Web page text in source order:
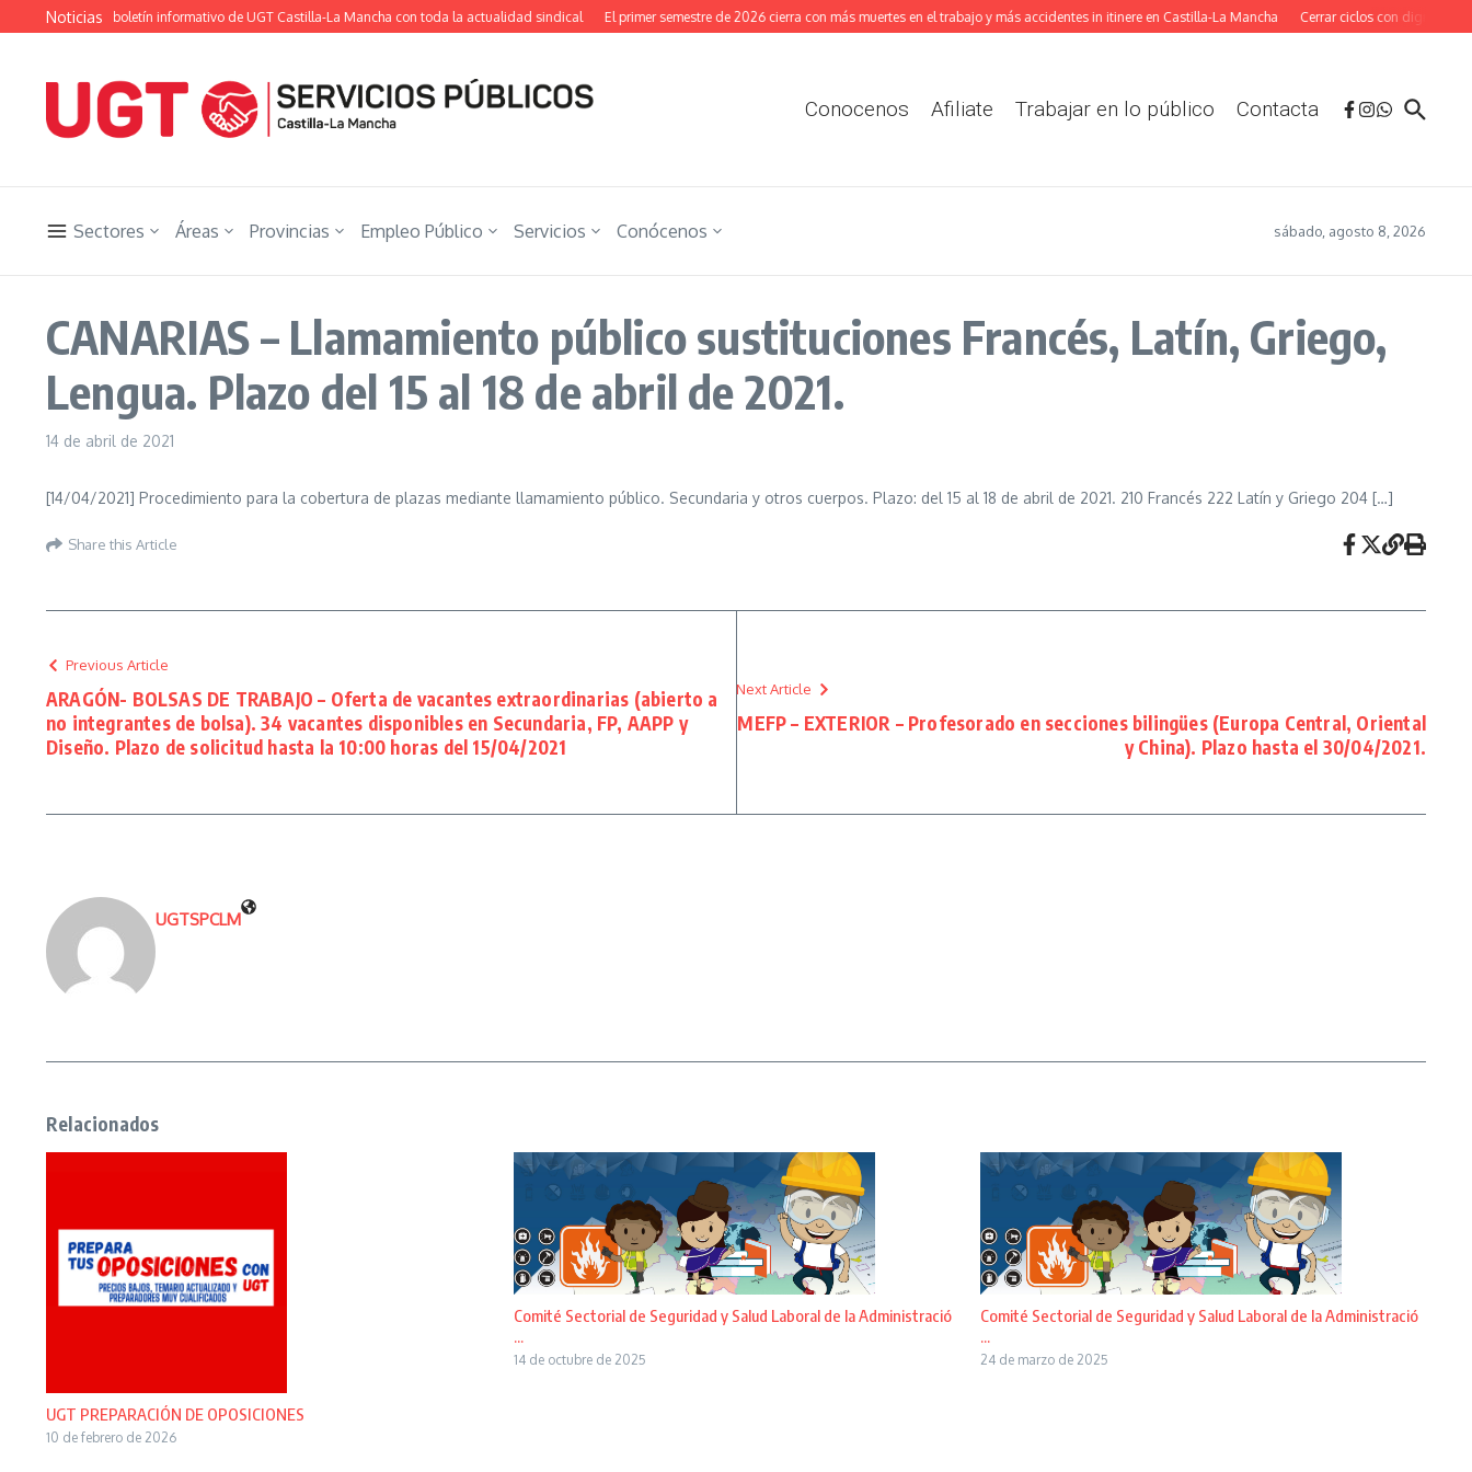
Saltar al contenido
Noticias
Ugetista», el boletín informativo de UGT Castilla-La Mancha con toda la actualidad sindical El primer semestre de 2026 cierra con más muertes en el trabajo y más accidentes in itinere en Castilla-La Mancha Cerrar ciclos con dignidad:
Conocenos Afiliate Trabajar en lo público Contacta
Sectores Áreas Provincias Empleo Público Servicios Conócenos sábado, agosto 8, 2026
CANARIAS – Llamamiento público sustituciones Francés, Latín, Griego,
Lengua. Plazo del 15 al 18 de abril de 2021.
14 de abril de 2021
[14/04/2021] Procedimiento para la cobertura de plazas mediante llamamiento público. Secundaria y otros cuerpos. Plazo: del 15 al 18 de abril de 2021. 210 Francés 222 Latín y Griego 204 […]
Share this Article
Previous Article
ARAGÓN- BOLSAS DE TRABAJO – Oferta de vacantes extraordinarias (abierto a
no integrantes de bolsa). 34 vacantes disponibles en Secundaria, FP, AAPP y
Diseño. Plazo de solicitud hasta la 10:00 horas del 15/04/2021
Next Article
MEFP – EXTERIOR – Profesorado en secciones bilingües (Europa Central, Oriental
y China). Plazo hasta el 30/04/2021.
UGTSPCLM
Relacionados
UGT PREPARACIÓN DE OPOSICIONES
10 de febrero de 2026
Comité Sectorial de Seguridad y Salud Laboral de la Administració
...
14 de octubre de 2025
Comité Sectorial de Seguridad y Salud Laboral de la Administració
...
24 de marzo de 2025